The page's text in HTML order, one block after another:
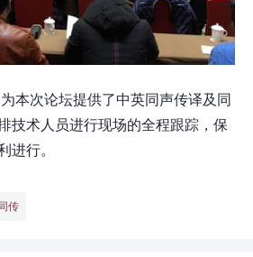
次论坛提供了中英同声传译及同
技术人员进行现场的全程跟踪，保
进行。
传